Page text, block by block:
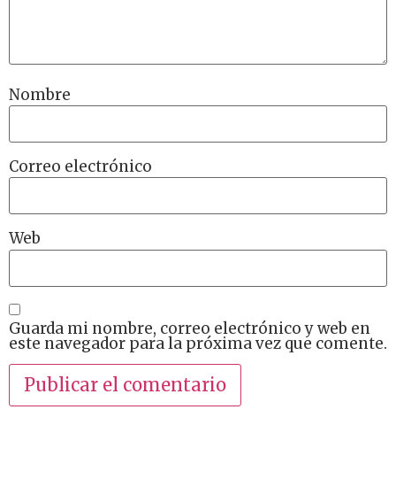
Nombre
Correo electrónico
Web
Guarda mi nombre, correo electrónico y web en
este navegador para la próxima vez que comente.